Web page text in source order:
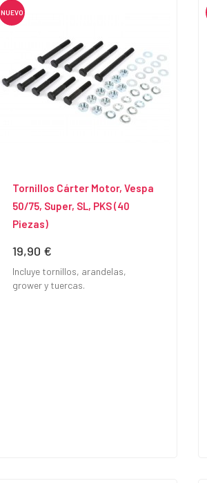
NUEVO
Tornillos Cárter Motor, Vespa
50/75, Super, SL, PKS (40
Piezas)
Precio
19,90 €
Incluye tornillos, arandelas,
grower y tuercas.